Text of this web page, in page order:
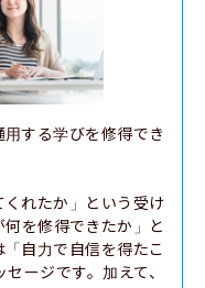
する学びを修得でき
れたか」という受け
を修得できたか」と
自力で自信を得たこ
ージです。加えて、